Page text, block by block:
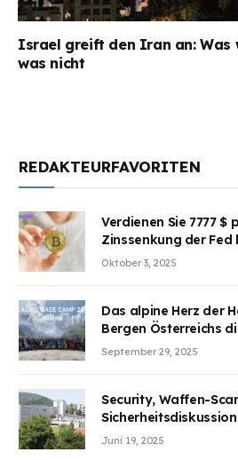
Israel greift den Iran an: Was
was nicht
REDAKTEURFAVORITEN
Verdienen Sie 7777 $
Zinssenkung der Fed
Aufmerksamkeit des
Oktober 3, 2025
Das alpine Herz der
Bergen Österreichs
Wunden des
September 29, 2025
Security, Waffen-
Juni 19, 2025